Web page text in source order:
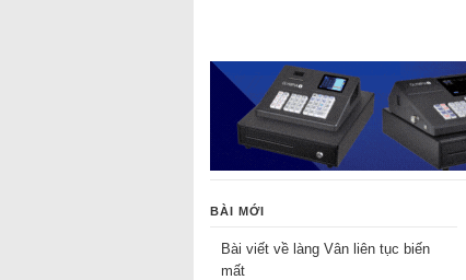
BÀI MỚI
Bài viết về làng Vân liên tục biến
mất